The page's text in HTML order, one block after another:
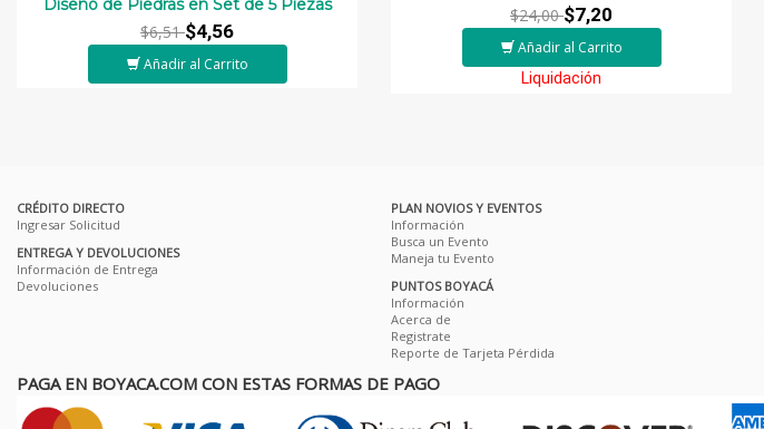
Diseño de Piedras en Set de 5 Piezas
$6,51$4,56
Añadir al Carrito
$24,00$7,20
Añadir al Carrito
Liquidación
CRÉDITO DIRECTO
Ingresar Solicitud
ENTREGA Y DEVOLUCIONES
Información de Entrega
Devoluciones
PLAN NOVIOS Y EVENTOS
Información
Busca un Evento
Maneja tu Evento
PUNTOS BOYACÁ
Información
Acerca de
Registrate
Reporte de Tarjeta Pérdida
PAGA EN BOYACA.COM CON ESTAS FORMAS DE PAGO